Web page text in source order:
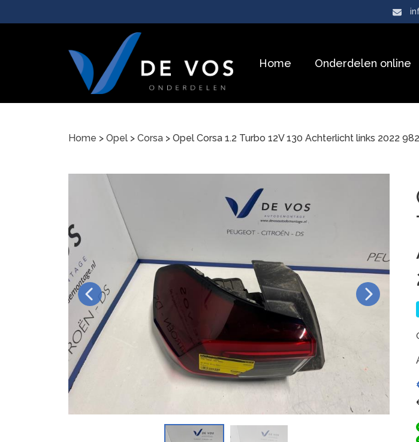
Home Onderdelen online
Home > Opel > Corsa > Opel Corsa 1.2 Turbo 12V 130 Achterlicht links 2022